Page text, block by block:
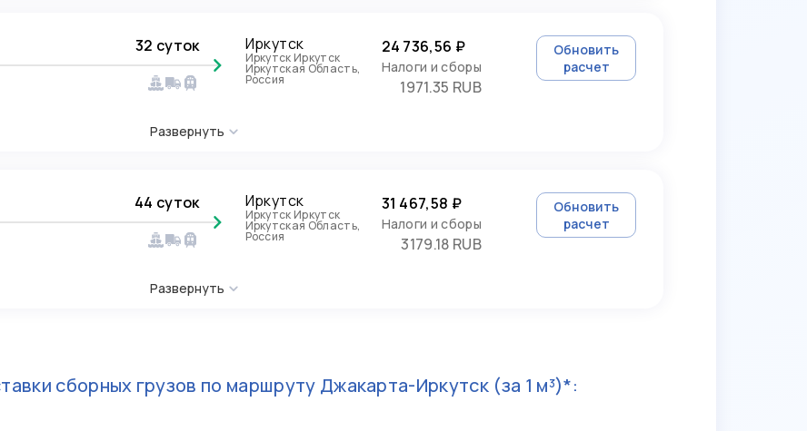
32 суток Иркутск
Иркутск Иркутск
Иркутская Область,
Россия
24 736,56 ₽
Налоги и сборы
1971.35 RUB
Обновить
расчет
Развернуть
44 суток Иркутск
Иркутск Иркутск
Иркутская Область,
Россия
31 467,58 ₽
Налоги и сборы
3179.18 RUB
Обновить
расчет
Развернуть
сборных грузов по маршруту Джакарта-Иркутск (за 1 м³)*: